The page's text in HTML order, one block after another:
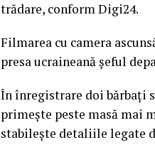
trădare, conform Digi24.
Filmarea cu camera
presa ucraineană şeful
În înregistrare doi bărbaţi
primeşte peste masă mai
stabileşte detaliile legate